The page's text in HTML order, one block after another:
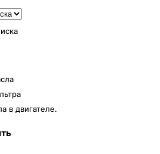
в двигателе.